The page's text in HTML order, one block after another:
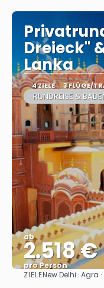
Dreieck"
Lanka
4 ZIELE 3 FLÜGE/
RUNDREISE &
ab
2.518 €
pro Person
ZIELENew Delhi · Agra